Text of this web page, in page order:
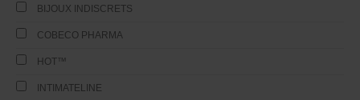
BIJOUX INDISCRETS
COBECO PHARMA
HOT™
INTIMATELINE